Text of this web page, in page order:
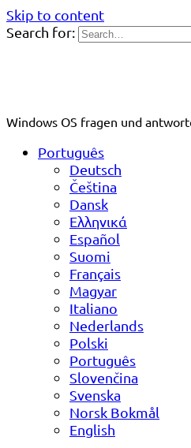
Skip to content
Search for:
Windows OS fragen und
Português
Deutsch
Čeština
Dansk
Ελληνικά
Español
Suomi
Français
Magyar
Italiano
Nederlands
Polski
Português
Slovenčina
Svenska
Norsk Bokmål
English